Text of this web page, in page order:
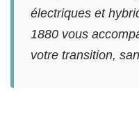
électriques et
1880 vous
votre transition,